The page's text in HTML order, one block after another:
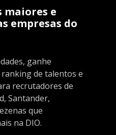
maiores e
empresas do
ganhe
de talentos e
recrutadores de
Santander,
que
na DIO.